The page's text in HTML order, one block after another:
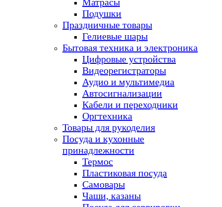
Подушки
Праздничные товары
Гелиевые шары
Бытовая техника и электроника
Цифровые устройства
Видеорегистраторы
Аудио и мультимедиа
Автосигнализации
Кабели и переходники
Оргтехника
Товары для рукоделия
Посуда и кухонные
принадлежности
Термос
Пластиковая посуда
Самовары
Чаши, казаны